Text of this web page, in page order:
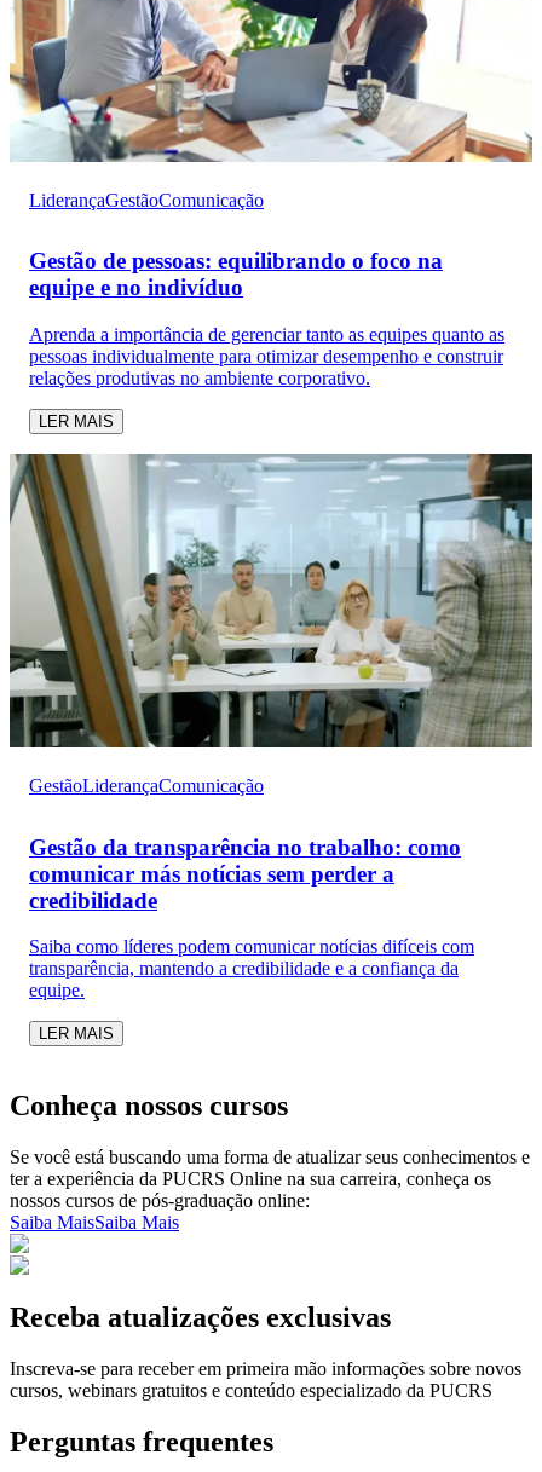
LiderançaGestãoComunicação
Gestão de pessoas: equilibrando o foco na
equipe e no indivíduo
Aprenda a importância de gerenciar tanto as equipes quanto as
pessoas individualmente para otimizar desempenho e construir
relações produtivas no ambiente corporativo.
LER MAIS
GestãoLiderançaComunicação
Gestão da transparência no trabalho: como
comunicar más notícias sem perder a
credibilidade
Saiba como líderes podem comunicar notícias difíceis com
transparência, mantendo a credibilidade e a confiança da
equipe.
LER MAIS
Conheça nossos cursos
Se você está buscando uma forma de atualizar seus conhecimentos e
ter a experiência da PUCRS Online na sua carreira, conheça os
nossos cursos de pós-graduação online:
Saiba MaisSaiba Mais
Receba atualizações exclusivas
Inscreva-se para receber em primeira mão informações sobre novos
cursos, webinars gratuitos e conteúdo especializado da PUCRS
Perguntas frequentes